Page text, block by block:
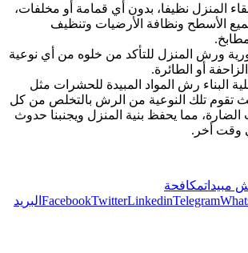
المنزل نظيفا، بدون أي قمامة أو مخلفات،
الأسطح ونظافة الأرضيات وتنظيف
ورش المنزل للتأكد من خلوه من أي نوعية
أو الطائرة.
البناء رش المواد المبيدة للحشرات مثل
تقوم تلك النوعية من الرش بالتخلص من كل
الضارة، مما يحفظ بنية المنزل ويجنبنا حدوث
وقت أخر.
مبيداتمكافحة
FacebookTwitterLinkedinTelegram
البريد